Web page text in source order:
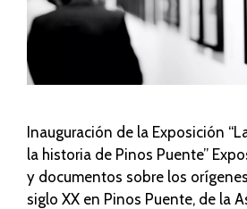
Inauguración de la Exposición
la historia de Pinos Puente”
y documentos sobre los
siglo XX en Pinos Puente, de la